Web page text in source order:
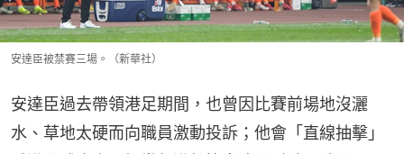
安達臣被禁賽三場。（新華社）
安達臣過去帶領港足期間，也曾因比賽前場地沒灑
水、草地太硬而向職員激動投訴；他會「直線抽擊」